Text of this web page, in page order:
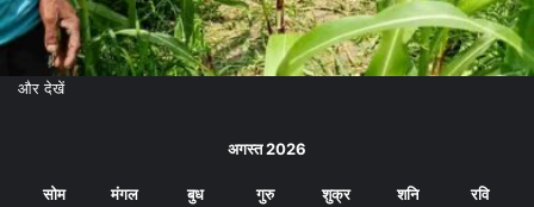
और देखें
अगस्त 2026
सोम मंगल बुध गुरु शुक्र शनि रवि